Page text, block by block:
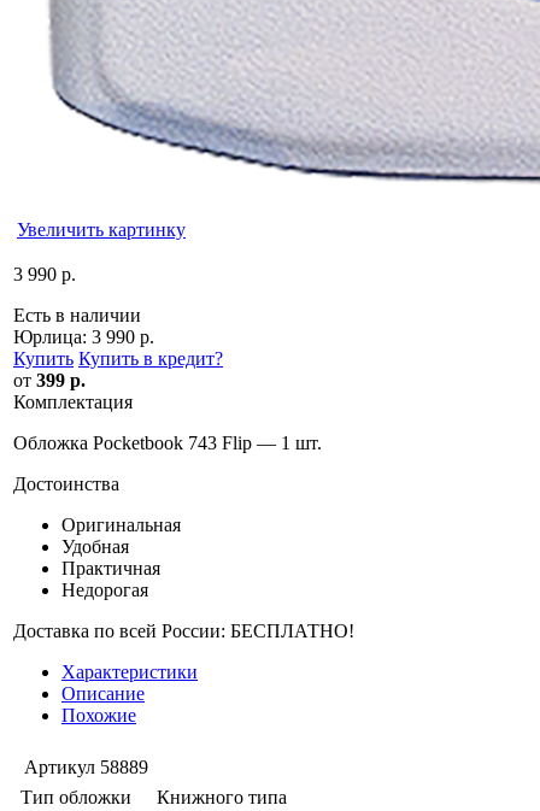
Увеличить картинку
3 990 р.
Есть в наличии
Юрлица: 3 990 р.
Купить Купить в кредит?
от 399 р.
Комплектация
Обложка Pocketbook 743 Flip — 1 шт.
Достоинства
Оригинальная
Удобная
Практичная
Недорогая
Доставка по всей России: БЕСПЛАТНО!
Характеристики
Описание
Похожие
Артикул 58889
Тип обложки
Книжного типа